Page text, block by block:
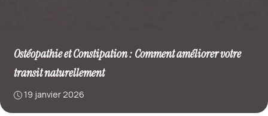
Ostéopathie et Constipation : Comment améliorer votre
transit naturellement
19 janvier 2026